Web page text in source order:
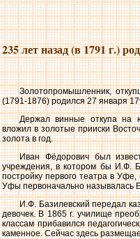
235 лет назад (в 1791 г.)
Золотопромышленник,
(1791-1876) родился 27 января
Держал винные откупа на
вложил в золотые прииски
золота в год.
Иван Фёдорович был
учреждения, в котором бы И.Ф.
постройку первого театра в
Уфы первоначально называлась
И.Ф. Базилевский передал
девочек. В 1865 г. училище
классам прибавился
каменное. Сейчас здесь